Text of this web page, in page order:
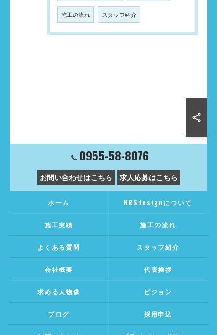
施工の流れ スタッフ紹介
0955-58-8076
お問い合わせはこちら 求人応募はこちら
ホーム KRSdesignについて
施工実績 施工の流れ
よくある質問 スタッフ紹介
会社概要 代表挨拶
求める人物像 ビジョン
ブログ 採用申込